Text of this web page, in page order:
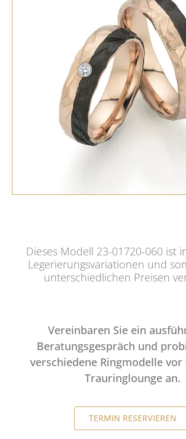
Dieses Modell 23-01720-060 ist
Legerierungsvariationen und
unterschiedlichen Preisen
Vereinbaren Sie ein
Beratungsgespräch und
verschiedene Ringmodelle
Trauringlounge an.
TERMIN RESERVIEREN